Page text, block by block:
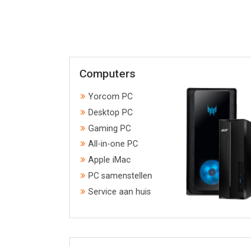
Computers
Yorcom PC
Desktop PC
Gaming PC
All-in-one PC
Apple iMac
PC samenstellen
Service aan huis